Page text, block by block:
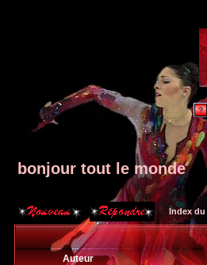
bonjour tout le monde
Index
Auteur